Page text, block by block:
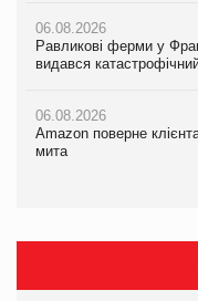
06.08.2026
Равликові ферми у
видався
06.08.2026
Amazon поверне
мита
05.08.2026
Смачне поповнення
05.08.2026
Сергій Лісунов про
06.08.2026
Amazon поверне
мита
05.08.2026
У Євросоюзі набули
інтелекту